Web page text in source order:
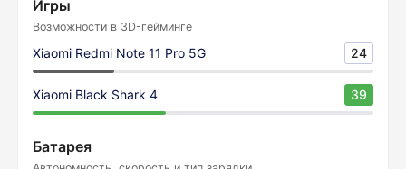
Игры
Возможности в 3D-гейминге
Xiaomi Redmi Note 11 Pro 5G 24
Xiaomi Black Shark 4 39
Батарея